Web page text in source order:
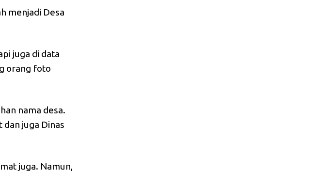
menjadi Desa
juga di data
orang foto
nama desa.
juga Dinas
juga. Namun,